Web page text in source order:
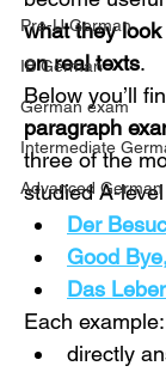
Pre-U German
IB German
German exam
Intermediate
Advanced German
what they
on real texts.
Below you’ll
paragraph
three of the
studied A-
Der
Good
Das
Each example:
directly